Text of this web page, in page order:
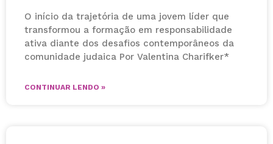
O início da trajetória de uma jovem líder que
transformou a formação em responsabilidade
ativa diante dos desafios contemporâneos da
comunidade judaica Por Valentina Charifker*
CONTINUAR LENDO »